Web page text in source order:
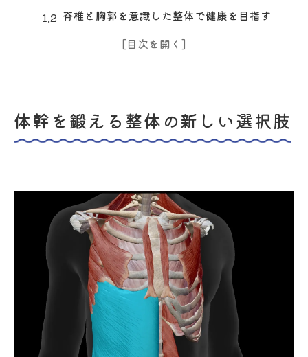
脊椎と胸郭を意識した整体で健康を目指す
整体による腹筋・背筋のバランス改善の重
整体の視点から見た体幹トレーニングの実
際
整体で毎日の疲労回復と体幹サポートを実
感
白楽駅エリアの整体で叶える健康習慣の始
整体体験で体幹の歪みや筋力不足を見直そ
整体施術で仕事や家事の身体負担を軽減へ
整体と体幹強化で日常のパフォーマンス向
体幹を鍛える整体の新しい選択肢